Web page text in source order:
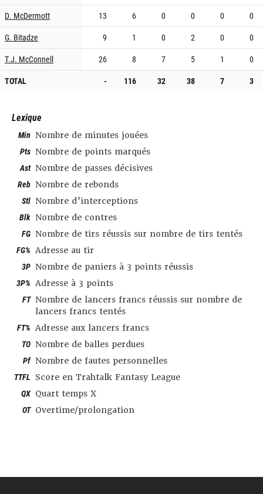
D. McDermott
13 6 0 0 0
0
G. Bitadze
9 1 0 2 0
0
T.J. McConnell
26 8 7 5 1
0
TOTAL
- 116 32 38 7 3
Lexique
Min Nombre de minutes jouées
Pts Nombre de points marqués
Ast Nombre de passes décisives
Reb Nombre de rebonds
Stl Nombre d’interceptions
Blk Nombre de contres
FG Nombre de tirs réussis sur nombre de tirs tentés
FG% Adresse au tir
3P Nombre de paniers à 3 points réussis
3P% Adresse à 3 points
FT Nombre de lancers francs réussis sur nombre de
lancers francs tentés
FT% Adresse aux lancers francs
TO Nombre de balles perdues
Pf Nombre de fautes personnelles
TTFL Score en Trahtalk Fantasy League
QX Quart temps X
OT Overtime/prolongation